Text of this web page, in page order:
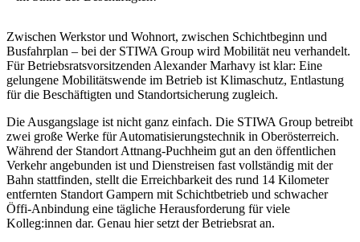
Zwischen Werkstor und Wohnort, zwischen Schichtbeginn und
Busfahrplan – bei der STIWA Group wird Mobilität neu verhandelt.
Für Betriebsratsvorsitzenden Alexander Marhavy ist klar: Eine
gelungene Mobilitätswende im Betrieb ist Klimaschutz, Entlastung
für die Beschäftigten und Standortsicherung zugleich.
Die Ausgangslage ist nicht ganz einfach. Die STIWA Group betreibt
zwei große Werke für Automatisierungstechnik in Oberösterreich.
Während der Standort Attnang-Puchheim gut an den öffentlichen
Verkehr angebunden ist und Dienstreisen fast vollständig mit der
Bahn stattfinden, stellt die Erreichbarkeit des rund 14 Kilometer
entfernten Standort Gampern mit Schichtbetrieb und schwacher
Öffi-Anbindung eine tägliche Herausforderung für viele
Kolleg:innen dar. Genau hier setzt der Betriebsrat an.